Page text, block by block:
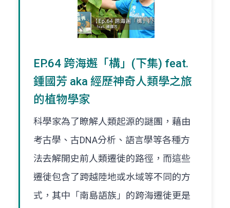
EP.64 跨海邂「構」(下集) feat.
鍾國芳 aka 經歷神奇人類學之旅
的植物學家
科學家為了瞭解人類起源的謎團，藉由
考古學、古DNA分析、語言學等各種方
法去解開史前人類遷徙的路徑，而這些
遷徙包含了跨越陸地或水域等不同的方
式，其中「南島語族」的跨海遷徙更是